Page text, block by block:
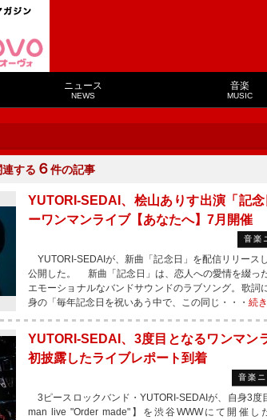
ニュース
NEWS
音楽
MUSIC
連する ６件の記事
YUTORI-SEDAI、桧山ありす出演「記
ーワンマンライブ【あなたへ】7月開催
音楽
YUTORI-SEDAIが、新曲「記念日」を配信リリース
公開した。 新曲「記念日」は、恋人への愛情を綴っ
エモーショナルなバンドサウンドのラブソング。歌詞
身の「毎年記念日を祝いあう中で、この同じ・・・ 続
YUTORI-SEDAI、3度目となるワンマ
初披露したライブレポート到着
音楽
3ピースロックバンド・YUTORI-SEDAIが、自身3度
man live "Order made"】を渋谷WWWにて開催